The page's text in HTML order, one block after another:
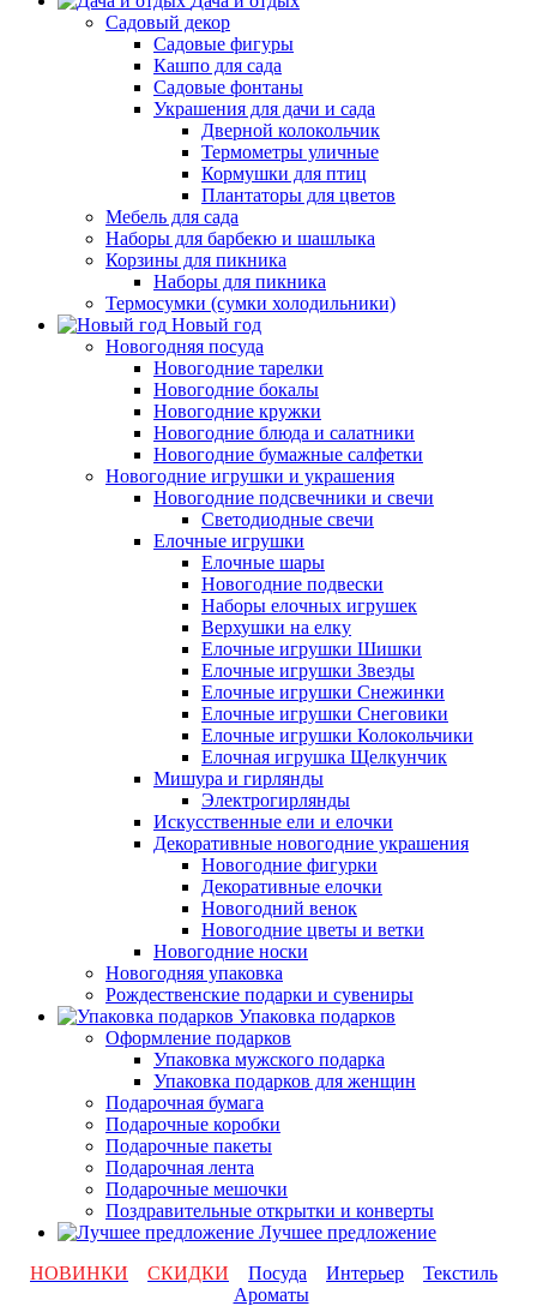
Садовый декор
Садовые фигуры
Кашпо для сада
Садовые фонтаны
Украшения для дачи и сада
Дверной колокольчик
Термометры уличные
Кормушки для птиц
Плантаторы для цветов
Мебель для сада
Наборы для барбекю и шашлыка
Корзины для пикника
Наборы для пикника
Термосумки (сумки холодильники)
Новый год
Новогодняя посуда
Новогодние тарелки
Новогодние бокалы
Новогодние кружки
Новогодние блюда и салатники
Новогодние бумажные салфетки
Новогодние игрушки и украшения
Новогодние подсвечники и свечи
Светодиодные свечи
Елочные игрушки
Елочные шары
Новогодние подвески
Наборы елочных игрушек
Верхушки на елку
Елочные игрушки Шишки
Елочные игрушки Звезды
Елочные игрушки Снежинки
Елочные игрушки Снеговики
Елочные игрушки Колокольчики
Елочная игрушка Щелкунчик
Мишура и гирлянды
Электрогирлянды
Искусственные ели и елочки
Декоративные новогодние украшения
Новогодние фигурки
Декоративные елочки
Новогодний венок
Новогодние цветы и ветки
Новогодние носки
Новогодняя упаковка
Рождественские подарки и сувениры
Упаковка подарков
Оформление подарков
Упаковка мужского подарка
Упаковка подарков для женщин
Подарочная бумага
Подарочные коробки
Подарочные пакеты
Подарочная лента
Подарочные мешочки
Поздравительные открытки и конверты
Лучшее предложение
НОВИНКИ
СКИДКИ Посуда Интерьер
Текстиль
Ароматы